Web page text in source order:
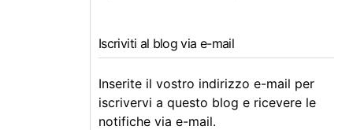
Iscriviti al blog via e-mail
Inserite il vostro indirizzo e-mail per
iscrivervi a questo blog e ricevere le
notifiche via e-mail.